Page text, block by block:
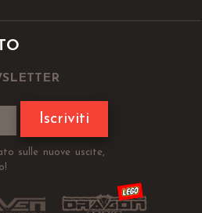
Iscriviti
sulle nuove uscite,